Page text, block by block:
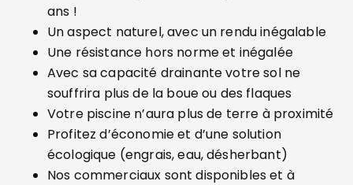
ans !
Un aspect naturel, avec un rendu inégalable
Une résistance hors norme et inégalée
Avec sa capacité drainante votre sol ne
souffrira plus de la boue ou des flaques
Votre piscine n’aura plus de terre à proximité
Profitez d’économie et d’une solution
écologique (engrais, eau, désherbant)
Nos commerciaux sont disponibles et à